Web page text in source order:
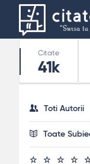
Stats
Citate
41k
Toti Autorii
Toate